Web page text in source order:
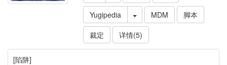
Yugipedia
MDM
脚本
裁定
详情(5)
[陷阱]